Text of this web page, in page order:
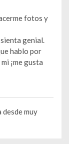
fotos y
genial.
hablo por
¡me gusta
muy